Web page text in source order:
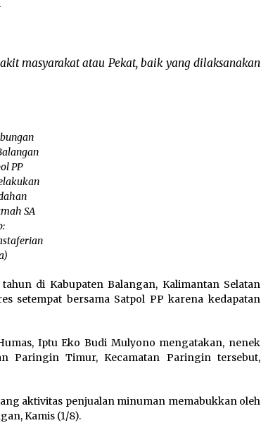
masyarakat atau Pekat, baik yang dilaksanakan
PP
SA
di Kabupaten Balangan, Kalimantan Selatan
setempat bersama Satpol PP karena kedapatan
Iptu Eko Budi Mulyono mengatakan, nenek
Paringin Timur, Kecamatan Paringin tersebut,
aktivitas penjualan minuman memabukkan oleh
Kamis (1/8).